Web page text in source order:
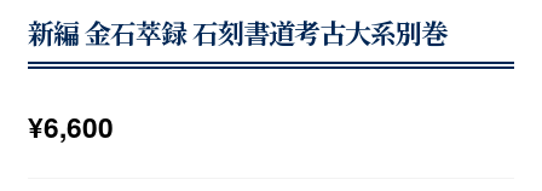
新編 金石萃録 石刻書道考古大系別巻
¥6,600